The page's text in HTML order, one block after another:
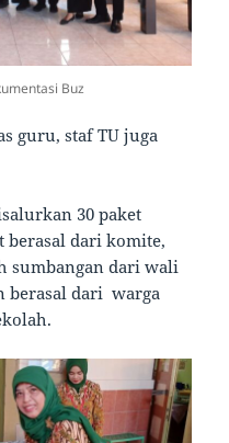
Buz
guru, staf TU juga
30 paket
berasal dari komite,
sumbangan dari wali
berasal dari warga